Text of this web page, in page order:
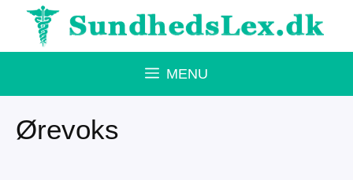
Hop
MENU
Ørevoks